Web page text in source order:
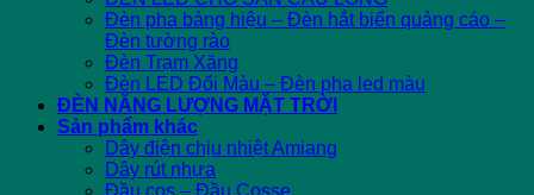
Đèn pha bảng hiệu – Đèn hắt biển quảng cáo –
Đèn tường rào
Đèn Trạm Xăng
Đèn LED Đổi Màu – Đèn pha led màu
ĐÈN NĂNG LƯỢNG MẶT TRỜI
Sản phẩm khác
Dây điện chịu nhiệt Amiang
Dây rút nhựa